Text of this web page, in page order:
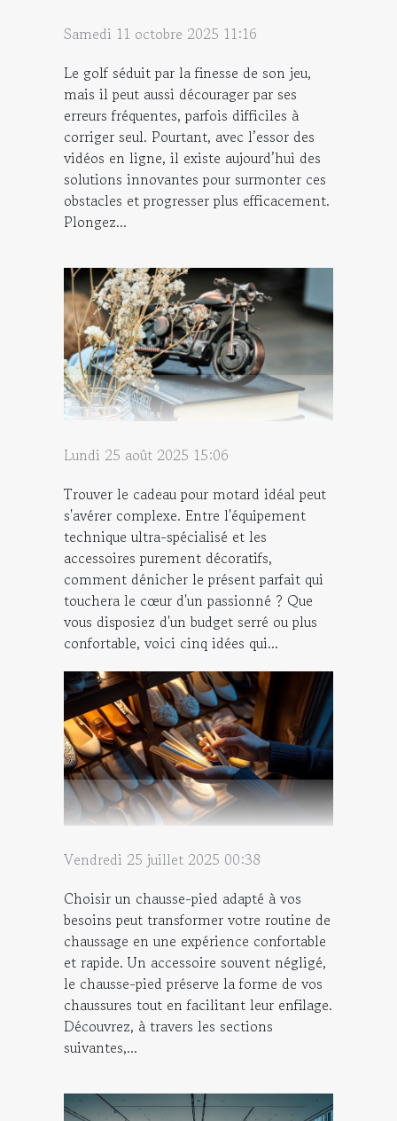
Samedi 11 octobre 2025 11:16
Le golf séduit par la finesse de son jeu,
mais il peut aussi décourager par ses
erreurs fréquentes, parfois difficiles à
corriger seul. Pourtant, avec l’essor des
vidéos en ligne, il existe aujourd’hui des
solutions innovantes pour surmonter ces
obstacles et progresser plus efficacement.
Plongez...
Lundi 25 août 2025 15:06
Trouver le cadeau pour motard idéal peut
s'avérer complexe. Entre l'équipement
technique ultra-spécialisé et les
accessoires purement décoratifs,
comment dénicher le présent parfait qui
touchera le cœur d'un passionné ? Que
vous disposiez d'un budget serré ou plus
confortable, voici cinq idées qui...
Vendredi 25 juillet 2025 00:38
Choisir un chausse-pied adapté à vos
besoins peut transformer votre routine de
chaussage en une expérience confortable
et rapide. Un accessoire souvent négligé,
le chausse-pied préserve la forme de vos
chaussures tout en facilitant leur enfilage.
Découvrez, à travers les sections
suivantes,...